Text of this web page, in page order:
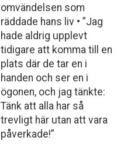
omvändelsen som
räddade hans liv • ”Jag
hade aldrig upplevt
tidigare att komma till en
plats där de tar en i
handen och ser en i
ögonen, och jag tänkte:
Tänk att alla har så
trevligt här utan att vara
påverkade!”